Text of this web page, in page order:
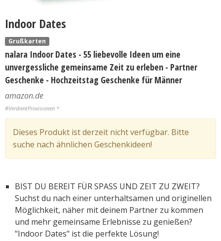
Indoor Dates
Grußkarten
nalara Indoor Dates - 55 liebevolle Ideen um eine
unvergessliche gemeinsame Zeit zu erleben - Partner
Geschenke - Hochzeitstag Geschenke für Männer
amazon.de
#VerdientProvisionen *
Dieses Produkt ist derzeit nicht verfügbar. Bitte
suche nach ähnlichen Geschenkideen!
BIST DU BEREIT FÜR SPASS UND ZEIT ZU ZWEIT?
Suchst du nach einer unterhaltsamen und originellen
Möglichkeit, näher mit deinem Partner zu kommen
und mehr gemeinsame Erlebnisse zu genießen?
"Indoor Dates" ist die perfekte Lösung!